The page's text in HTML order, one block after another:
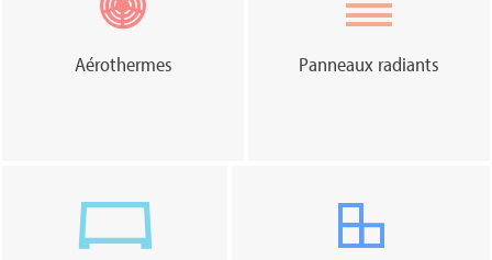
Aérothermes Panneaux radiants